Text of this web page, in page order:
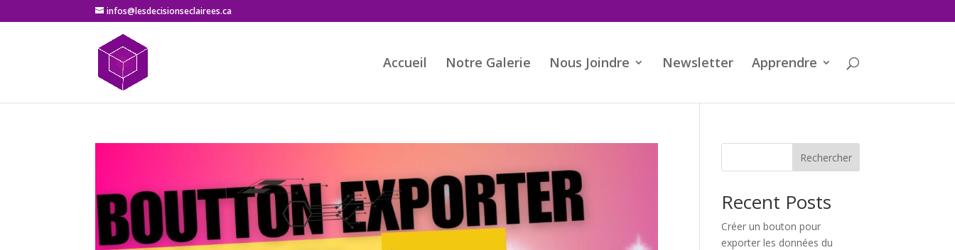
infos@lesdecisionseclairees.ca
Accueil Notre Galerie Nous Joindre Newsletter Apprendre
Rechercher
Recent Posts
Créer un bouton pour
exporter les données du